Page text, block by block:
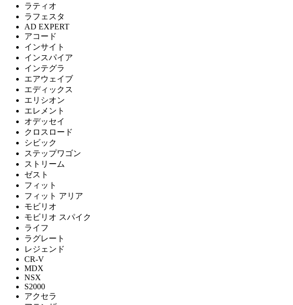
ラティオ
ラフェスタ
AD EXPERT
アコード
インサイト
インスパイア
インテグラ
エアウェイブ
エディックス
エリシオン
エレメント
オデッセイ
クロスロード
シビック
ステップワゴン
ストリーム
ゼスト
フィット
フィット アリア
モビリオ
モビリオ スパイク
ライフ
ラグレート
レジェンド
CR-V
MDX
NSX
S2000
アクセラ